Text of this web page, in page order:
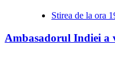
Stirea de la ora
Ambasadorul Indiei a